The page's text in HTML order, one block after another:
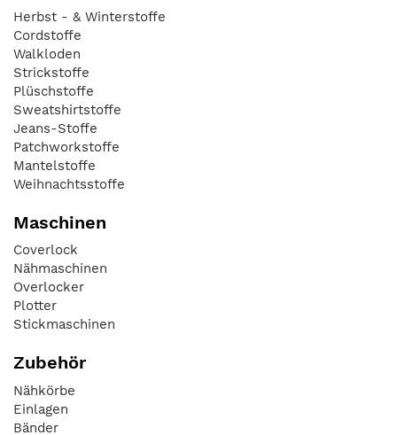
Herbst - & Winterstoffe
Cordstoffe
Walkloden
Strickstoffe
Plüschstoffe
Sweatshirtstoffe
Jeans-Stoffe
Patchworkstoffe
Mantelstoffe
Weihnachtsstoffe
Maschinen
Coverlock
Nähmaschinen
Overlocker
Plotter
Stickmaschinen
Zubehör
Nähkörbe
Einlagen
Bänder